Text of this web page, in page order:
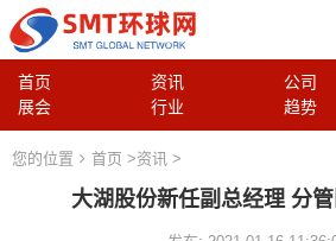
首页 资讯 公司
展会
行业 趋势
您的位置 首页 >资讯 >
大湖股份新任副总经理 分